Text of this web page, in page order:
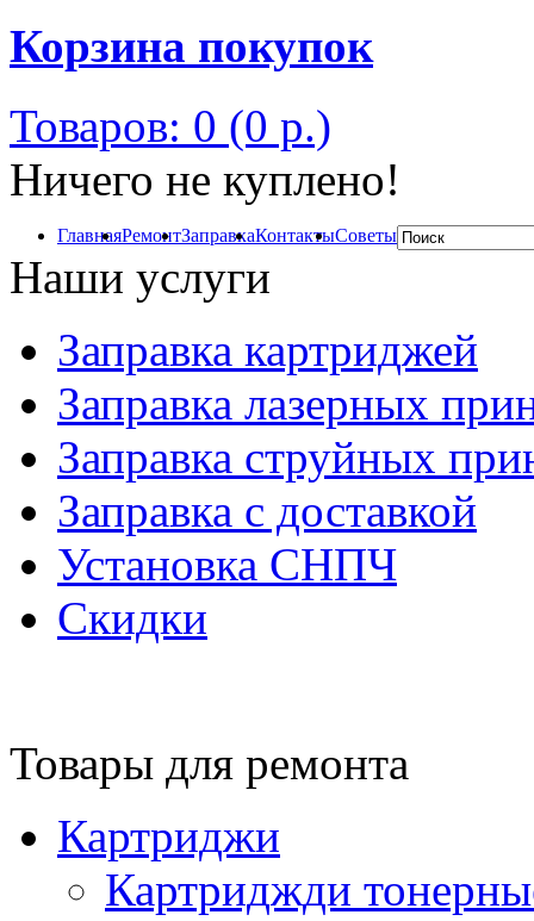
Корзина покупок
Товаров: 0 (0 р.)
Ничего не куплено!
ГлавнаяРемонтЗаправкаКонтактыСоветы
Наши услуги
Заправка картриджей
Заправка лазерных
Заправка струйных
Заправка с доставкой
Установка СНПЧ
Скидки
Товары для ремонта
Картриджи
Картриджди